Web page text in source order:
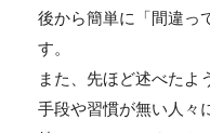
後から簡単に「間違っ
す。
また、先ほど述べたよ
手段や習慣が無い人々